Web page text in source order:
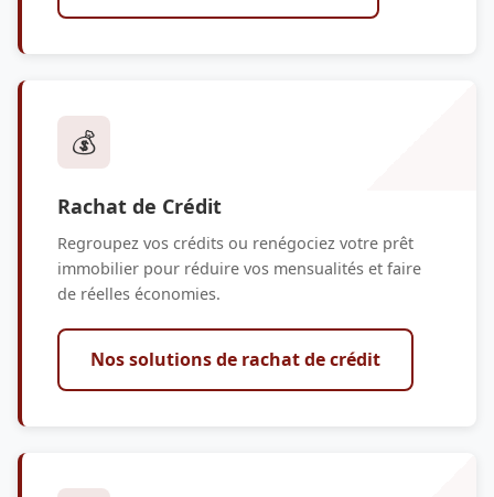
💰
Rachat de Crédit
Regroupez vos crédits ou renégociez votre prêt
immobilier pour réduire vos mensualités et faire
de réelles économies.
Nos solutions de rachat de crédit